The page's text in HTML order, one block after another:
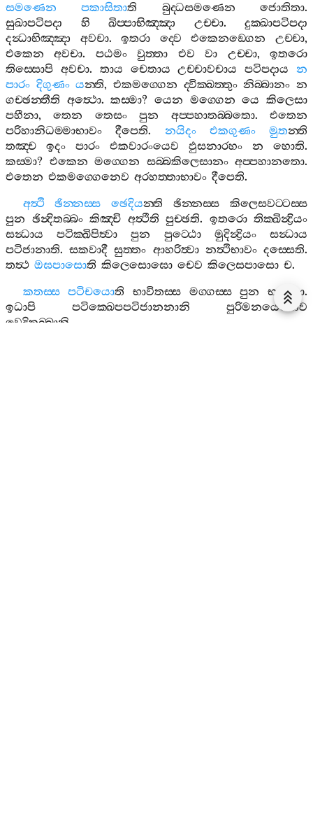
සමණෙන
පකාසිතාති බුද‍්ධසමණෙන ජොතිතා.
සුඛාපටිපදා
හි ඛිප‍්පාභිඤ‍්ඤා උච‍්චා. දුක‍්ඛාපටිපදා
දන්‍ධාභිඤ‍්ඤා
අවචා.ඉතරා ද‍්වෙ එකෙනඞ‍්ගෙන උච‍්චා,
එකෙන
අවචා. පඨමං වුත‍්තා එව වා උච‍්චා,ඉතරො
තිස‍්සොපි අවචා. තාය චෙතාය උච‍්චාවචාය පටිපදාය
න
පාරං දිගුණං යන‍්ති,එකමග‍්ගෙන ද‍්වික‍්ඛත‍්තුං නිබ‍්බානං න
ගච‍්ඡන‍්තීති අත්‍ථො.කස‍්මා?යෙන මග‍්ගෙන යෙ කිලෙසා
පහීනා,තෙන තෙසං පුන අප‍්පහාතබ‍්බතො.එතෙන
පරිහානිධම‍්මාභාවං
දීපෙති. නයිදං එකගුණං මුතන‍්ති
තඤ‍්ච
ඉදං පාරං එකවාරංයෙව ඵුසනාරහං න හොති.
කස‍්මා? එකෙන මග‍්ගෙන සබ‍්බකිලෙසානං අප‍්පහානතො.
එතෙන එකමග‍්ගෙනෙව අරහත‍්තාභාවං දීපෙති.
අත්‍ථි
ඡින‍්නස‍්ස ඡෙදියන‍්ති ඡින‍්නස‍්ස
කිලෙසවට‍්ටස‍්ස
පුන ඡින්‍දිතබ‍්බං කිඤ‍්චි අත්‍ථීති පුච‍්ඡති. ඉතරො තික‍්ඛින්‍ද්‍රියං
සන්‍ධාය
පටික‍්ඛිපිත්‍වා පුන පුට‍්ඨො මුදින්‍ද්‍රියං
සන්‍ධාය
පටිජානාති.සකවාදී සුත‍්තං ආහරිත්‍වා නත්‍ථිභාවං දස‍්සෙති.
තත්‍ථ ඔඝපාසොති කිලෙසොඝො චෙව කිලෙසපාසො ච.
කතස‍්ස
පටිචයොති භාවිතස‍්ස මග‍්ගස‍්ස පුන භාවනා.
ඉධාපි
පටික‍්ඛෙපපටිජානනානි
පුරිමනයෙනෙව
වෙදිතබ‍්බානි